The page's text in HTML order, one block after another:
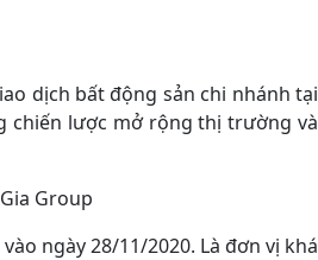
dịch bất động sản chi nhánh tại
chiến lược mở rộng thị trường và
Group
ngày 28/11/2020. Là đơn vị khá